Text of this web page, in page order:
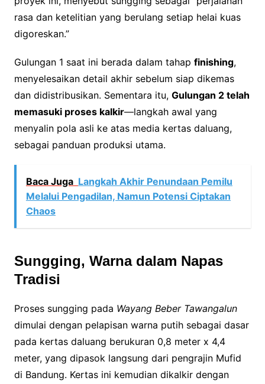
rasa dan ketelitian yang berulang setiap helai kuas
digoreskan.”
Gulungan 1 saat ini berada dalam tahap finishing,
menyelesaikan detail akhir sebelum siap dikemas
dan didistribusikan. Sementara itu, Gulungan 2 telah
memasuki proses kalkir—langkah awal yang
menyalin pola asli ke atas media kertas daluang,
sebagai panduan produksi utama.
Baca Juga Langkah Akhir Penundaan Pemilu
Melalui Pengadilan, Namun Potensi Ciptakan
Chaos
Sungging, Warna dalam Napas
Tradisi
Proses sungging pada Wayang Beber Tawangalun
dimulai dengan pelapisan warna putih sebagai dasar
pada kertas daluang berukuran 0,8 meter x 4,4
meter, yang dipasok langsung dari pengrajin Mufid
di Bandung. Kertas ini kemudian dikalkir dengan